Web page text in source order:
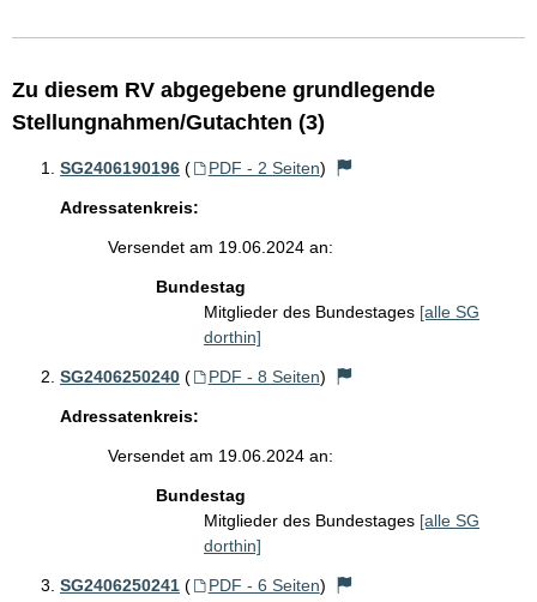
Zu diesem RV abgegebene grundlegende
Stellungnahmen/Gutachten (3)
SG2406190196 ( PDF - 2 Seiten)
Adressatenkreis:
Versendet am 19.06.2024 an:
Bundestag
Mitglieder des Bundestages [alle SG
dorthin]
SG2406250240 ( PDF - 8 Seiten)
Adressatenkreis:
Versendet am 19.06.2024 an:
Bundestag
Mitglieder des Bundestages [alle SG
dorthin]
SG2406250241 ( PDF - 6 Seiten)